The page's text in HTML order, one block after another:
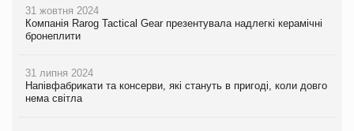
31 жовтня 2024
Компанія Rarog Tactical Gear презентувала надлегкі керамічні
бронеплити
31 липня 2024
Напівфабрикати та консерви, які стануть в пригоді, коли довго
нема світла